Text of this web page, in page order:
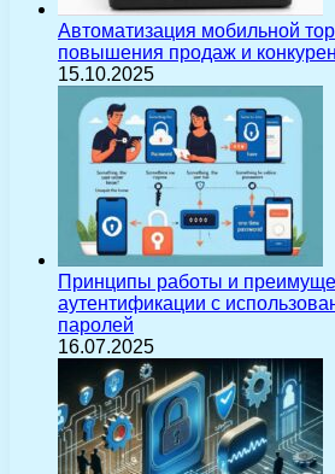
Автоматизация мобильной
повышения продаж и
15.10.2025
Принципы работы и
аутентификации с
паролей
16.07.2025